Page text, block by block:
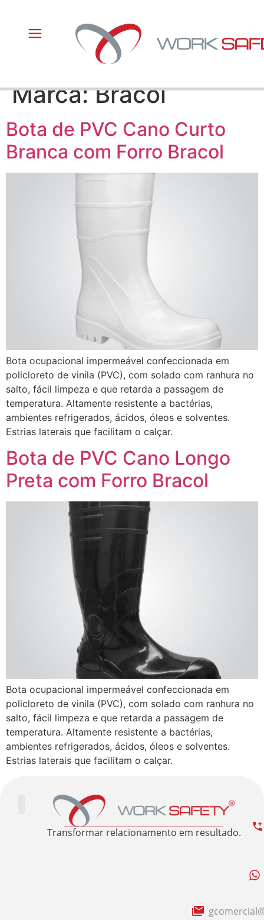
Marca:Bracol
Bota de PVC Cano Curto
Branca com Forro Bracol
Bota ocupacional impermeável confeccionada em
policloreto de vinila (PVC), com solado com ranhura no
salto, fácil limpeza e que retarda a passagem de
temperatura. Altamente resistente a bactérias,
ambientes refrigerados, ácidos, óleos e solventes.
Estrias laterais que facilitam o calçar.
Bota de PVC Cano Longo
Preta com Forro Bracol
Bota ocupacional impermeável confeccionada em
policloreto de vinila (PVC), com solado com ranhura no
salto, fácil limpeza e que retarda a passagem de
temperatura. Altamente resistente a bactérias,
ambientes refrigerados, ácidos, óleos e solventes.
Estrias laterais que facilitam o calçar.
Transformar relacionamento em resultado.